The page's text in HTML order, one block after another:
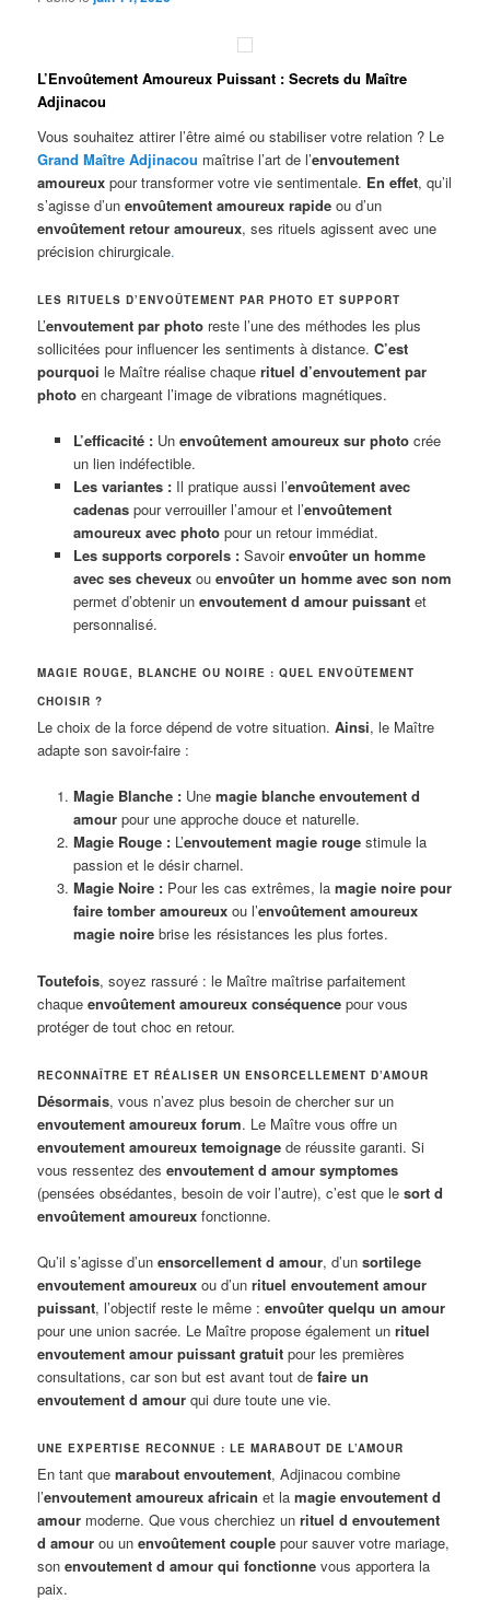
L’Envoûtement Amoureux Puissant : Secrets du Maître
Adjinacou
Vous souhaitez attirer l’être aimé ou stabiliser votre relation ? Le
Grand Maître Adjinacou maîtrise l’art de l’envoutement
amoureux pour transformer votre vie sentimentale. En effet, qu’il
s’agisse d’unenvoûtement amoureux rapide ou d’un
envoûtement retour amoureux, ses rituels agissent avec une
précision chirurgicale.
LES RITUELS D’ENVOÛTEMENT PAR PHOTO ET SUPPORT
L’envoutement par photo reste l’une des méthodes les plus
sollicitées pour influencer les sentiments à distance.C’est
pourquoi le Maître réalise chaquerituel d’envoutement par
photo en chargeant l’image de vibrations magnétiques.
L’efficacité :Un envoûtement amoureux sur photocrée
un lien indéfectible.
Les variantes :Il pratique aussi l’envoûtement avec
cadenaspour verrouiller l’amour et l’envoûtement
amoureux avec photopour un retour immédiat.
Les supports corporels :Savoirenvoûter un homme
avec ses cheveuxou envoûter un homme avec son nom
permet d’obtenir un envoutement d amour puissantet
personnalisé.
MAGIE ROUGE, BLANCHE OU NOIRE : QUEL ENVOÛTEMENT
CHOISIR ?
Le choix de la force dépend de votre situation.Ainsi, le Maître
adapte son savoir-faire :
Magie Blanche :Une magie blanche envoutement d
amourpour une approche douce et naturelle.
Magie Rouge :L’envoutement magie rougestimule la
passion et le désir charnel.
Magie Noire :Pour les cas extrêmes, la magie noire pour
faire tomber amoureuxou l’envoûtement amoureux
magie noirebrise les résistances les plus fortes.
Toutefois, soyez rassuré : le Maître maîtrise parfaitement
chaqueenvoûtement amoureux conséquence pour vous
protéger de tout choc en retour.
RECONNAÎTRE ET RÉALISER UN ENSORCELLEMENT D’AMOUR
Désormais, vous n’avez plus besoin de chercher sur un
envoutement amoureux forum. Le Maître vous offre un
envoutement amoureux temoignage de réussite garanti. Si
vous ressentez desenvoutement d amour symptomes
(pensées obsédantes, besoin de voir l’autre), c’est que lesort d
envoûtement amoureux fonctionne.
Qu’il s’agisse d’unensorcellement d amour, d’unsortilege
envoutement amoureux ou d’unrituel envoutement amour
puissant, l’objectif reste le même :envoûter quelqu un amour
pour une union sacrée. Le Maître propose également unrituel
envoutement amour puissant gratuit pour les premières
consultations, car son but est avant tout defaire un
envoutement d amour qui dure toute une vie.
UNE EXPERTISE RECONNUE : LE MARABOUT DE L’AMOUR
En tant quemarabout envoutement, Adjinacou combine
l’envoutement amoureux africain et lamagie envoutement d
amour moderne. Que vous cherchiez unrituel d envoutement
d amour ou unenvoûtement couple pour sauver votre mariage,
sonenvoutement d amour qui fonctionne vous apportera la
paix.